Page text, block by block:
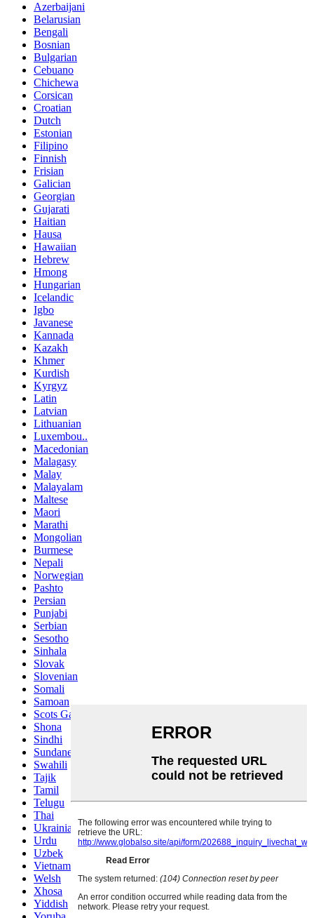
Azerbaijani
Belarusian
Bengali
Bosnian
Bulgarian
Cebuano
Chichewa
Corsican
Croatian
Dutch
Estonian
Filipino
Finnish
Frisian
Galician
Georgian
Gujarati
Haitian
Hausa
Hawaiian
Hebrew
Hmong
Hungarian
Icelandic
Igbo
Javanese
Kannada
Kazakh
Khmer
Kurdish
Kyrgyz
Latin
Latvian
Lithuanian
Luxembou..
Macedonian
Malagasy
Malay
Malayalam
Maltese
Maori
Marathi
Mongolian
Burmese
Nepali
Norwegian
Pashto
Persian
Punjabi
Serbian
Sesotho
Sinhala
Slovak
Slovenian
Somali
Samoan
Scots Gaelic
Shona
Sindhi
Sundanese
Swahili
Tajik
Tamil
Telugu
Thai
Ukrainian
Urdu
Uzbek
Vietnamese
Welsh
Xhosa
Yiddish